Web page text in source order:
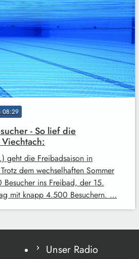
08:29
- So lief die
geht die Freibadsaison in
dem wechselhaften Sommer
ins Freibad, der 15.
mit knapp 4.500 Besuchern. …
Unser Radio